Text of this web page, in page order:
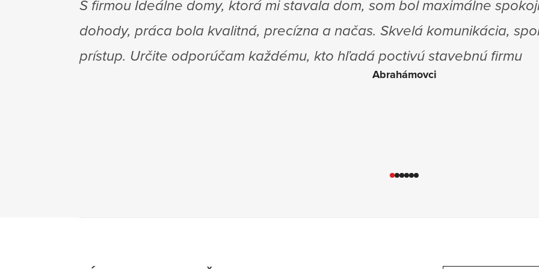
kompletná projektová dokumentácia šitá na mieru. Ďalej sme si nechali
realizáciu do stavu holodom. Následne sme začali riešiť stavebné
výkopy na pozemku. Dnes máme za sebou kolaudáciu a celá realizácia
všetkých situáciách nám boli pracovníci spoločnosti Ideálne Domy